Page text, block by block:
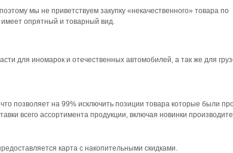
мы не приветствуем закупку «некачественного» товара по
опрятный и товарный вид.
для иномарок и отечественных автомобилей, а так же для
позволяет на 99% исключить позиции товара которые были
всего ассортимента продукции, включая новинки
карта с накопительными скидками.